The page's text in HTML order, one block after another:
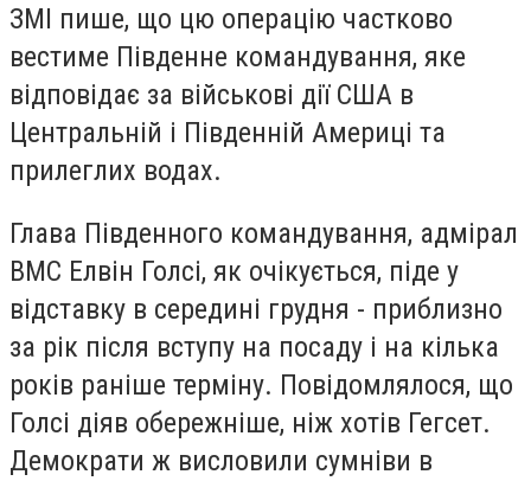
ЗМІ пише, що цю операцію частково
вестиме Південне командування, яке
відповідає за військові дії США в
Центральній і Південній Америці та
прилеглих водах.
Глава Південного командування, адмірал
ВМС Елвін Голсі, як очікується, піде у
відставку в середині грудня - приблизно
за рік після вступу на посаду і на кілька
років раніше терміну. Повідомлялося, що
Голсі діяв обережніше, ніж хотів Гегсет.
Демократи ж висловили сумніви в